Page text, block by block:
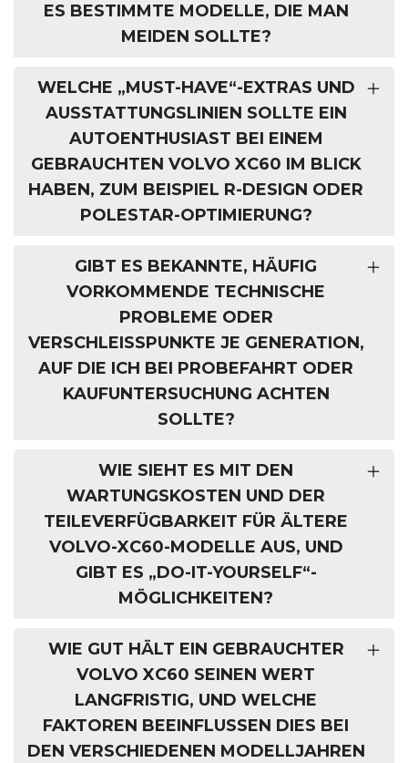
ES BESTIMMTE MODELLE, DIE MAN
MEIDEN SOLLTE?
WELCHE „MUST-HAVE“-EXTRAS UND
AUSSTATTUNGSLINIEN SOLLTE EIN
AUTOENTHUSIAST BEI EINEM
GEBRAUCHTEN VOLVO XC60 IM BLICK
HABEN, ZUM BEISPIEL R-DESIGN ODER
POLESTAR-OPTIMIERUNG?
GIBT ES BEKANNTE, HÄUFIG
VORKOMMENDE TECHNISCHE
PROBLEME ODER
VERSCHLEISSPUNKTE JE GENERATION, A
UF DIE ICH BEI PROBEFAHRT ODER K
AUFUNTERSUCHUNG ACHTEN S
OLLTE?
WIE SIEHT ES MIT DEN
WARTUNGSKOSTEN UND DER
TEILEVERFÜGBARKEIT FÜR ÄLTERE
VOLVO-XC60-MODELLE AUS, UND
GIBT ES „DO-IT-YOURSELF“-
MÖGLICHKEITEN?
WIE GUT HÄLT EIN GEBRAUCHTER
VOLVO XC60 SEINEN WERT
LANGFRISTIG, UND WELCHE
FAKTOREN BEEINFLUSSEN DIES BEI
DEN VERSCHIEDENEN MODELLJAHREN